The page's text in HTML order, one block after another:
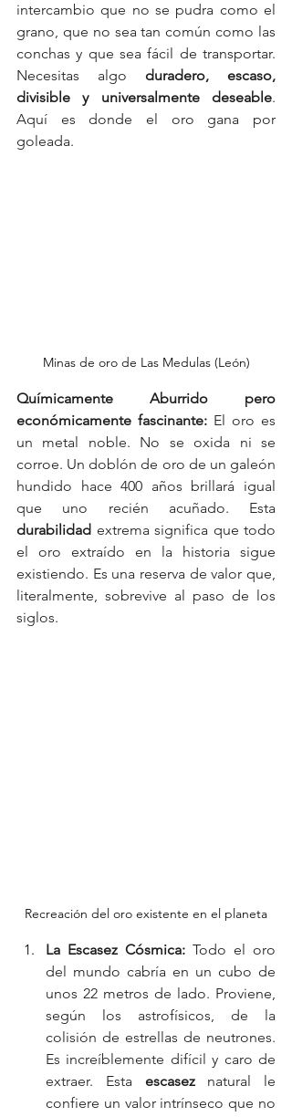
intercambio que no se pudra como el
grano, que no sea tan común como las
conchas y que sea fácil de transportar.
Necesitas algo duradero, escaso,
divisible y universalmente deseable.
Aquí es donde el oro gana por
goleada.
Minas de oro de Las Medulas (León)
Químicamente Aburrido pero
económicamente fascinante: El oro es
un metal noble. No se oxida ni se
corroe. Un doblón de oro de un galeón
hundido hace 400 años brillará igual
durabilidad extrema significa que todo
el oro extraído en la historia sigue
existiendo. Es una reserva de valor que,
literalmente, sobrevive al paso de los
siglos.
Recreación del oro existente en el planeta
La Escasez Cósmica: Todo el oro
del mundo cabría en un cubo de
unos 22 metros de lado. Proviene,
según los astrofísicos, de la
colisión de estrellas de neutrones.
Es increíblemente difícil y caro de
extraer. Esta escasez natural le
confiere un valor intrínseco que no